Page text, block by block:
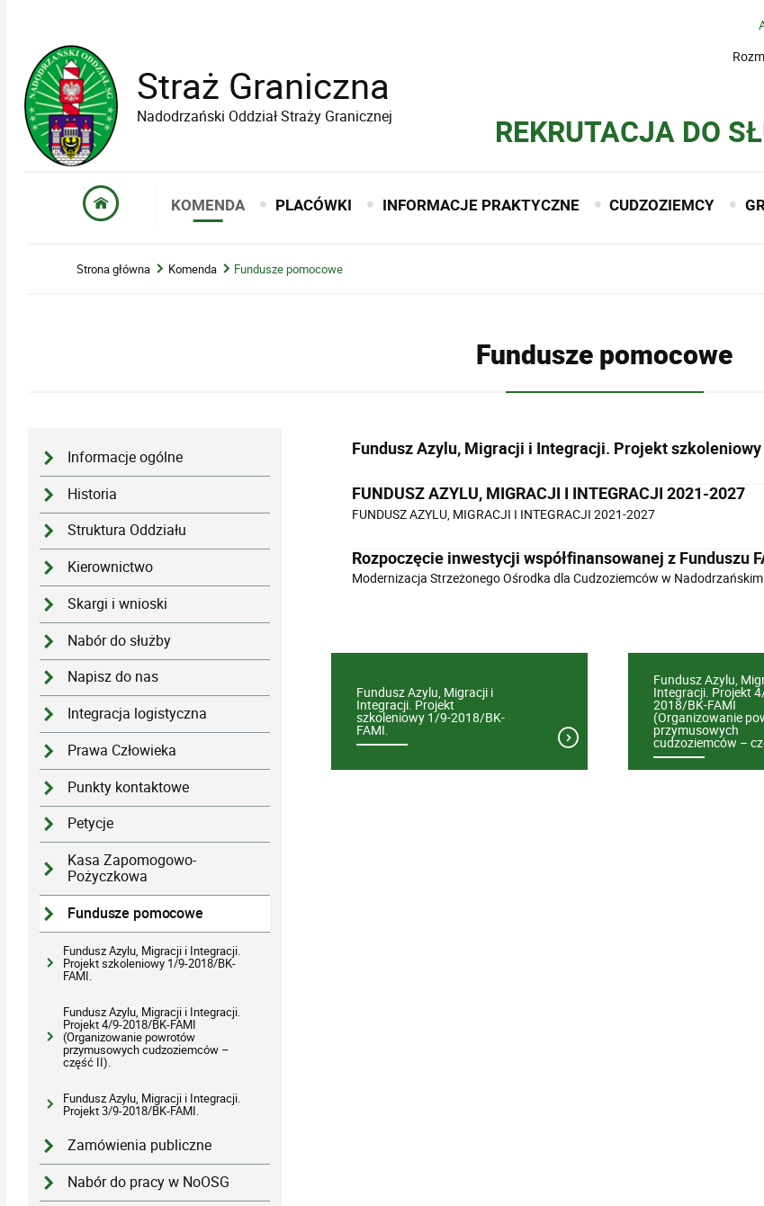
Straż Graniczna
Nadodrzański Oddział Straży Granicznej REKRUTACJA DO
KOMENDA PLACÓWKI INFORMACJE PRAKTYCZNE CUDZOZIEMCY
Strona główna Komenda Fundusze pomocowe
Fundusze pomocowe
Informacje ogólne
Historia
Struktura Oddziału
Kierownictwo
Skargi i wnioski
Nabór do służby
Napisz do nas
Integracja logistyczna
Prawa Człowieka
Punkty kontaktowe
Petycje
Kasa Zapomogowo-
Pożyczkowa
Fundusze pomocowe
Fundusz Azylu, Migracji i Integracji.
Projekt szkoleniowy 1/9-2018/BK-
FAMI.
Fundusz Azylu, Migracji i Integracji.
Projekt 4/9-2018/BK-FAMI
(Organizowanie powrotów
przymusowych cudzoziemców –
część II).
Fundusz Azylu, Migracji i Integracji.
Projekt 3/9-2018/BK-FAMI.
Zamówienia publiczne
Nabór do pracy w NoOSG
Fundusz Azylu, Migracji i Integracji. Projekt
FUNDUSZ AZYLU, MIGRACJI I INTEGRACJI 2021-2027
FUNDUSZ AZYLU, MIGRACJI I INTEGRACJI 2021-2027
Rozpoczęcie inwestycji współfinansowanej z Funduszu
Modernizacja Strzeżonego Ośrodka dla Cudzoziemców w
Fundusz Azylu, Migracji i
Integracji. Projekt
szkoleniowy 1/9-2018/BK-
FAMI.
Fundusz Azylu,
Integracji. Projekt
2018/BK-FAMI
(Organizowanie
przymusowych
cudzoziemców –